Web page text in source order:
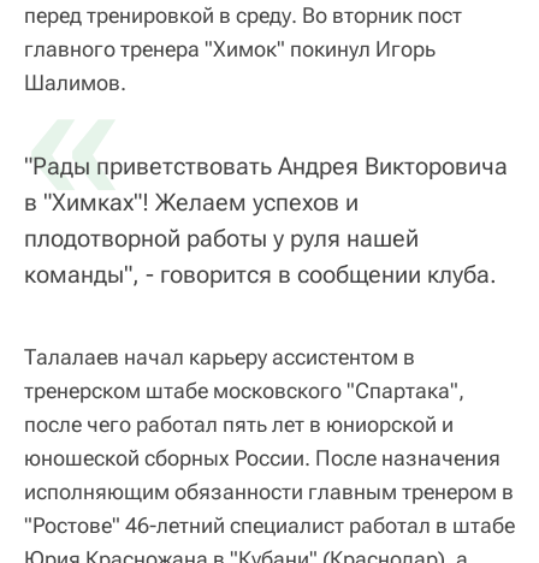
перед тренировкой в среду. Во вторник пост
главного тренера "Химок" покинул Игорь
Шалимов.
«
"Рады приветствовать Андрея Викторовича
в "Химках"! Желаем успехов и
плодотворной работы у руля нашей
команды", - говорится в сообщении клуба.
Талалаев начал карьеру ассистентом в
тренерском штабе московского "Спартака",
после чего работал пять лет в юниорской и
юношеской сборных России. После назначения
исполняющим обязанности главным тренером в
"Ростове" 46-летний специалист работал в штабе